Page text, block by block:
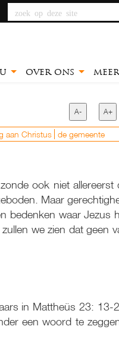
zoek op deze site
over ons
A- A+
aan Christus de gemeente
ook niet allereerst
Maar
bedenken waar Jezus
we zien dat geen
in Mattheüs 23: 13-
een woord te